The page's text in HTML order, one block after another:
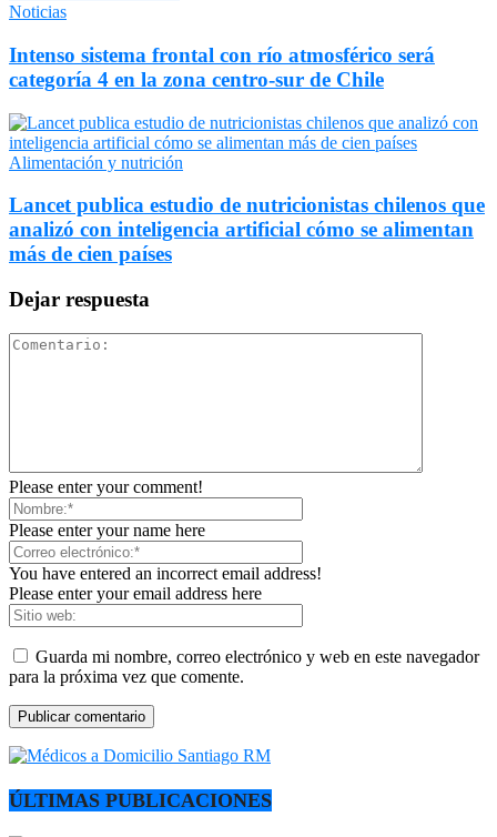
Noticias
Intenso sistema frontal con río atmosférico será
categoría 4 en la zona centro-sur de Chile
Alimentación y nutrición
Lancet publica estudio de nutricionistas chilenos que
analizó con inteligencia artificial cómo se alimentan
más de cien países
Dejar respuesta
Please enter your comment!
Please enter your name here
You have entered an incorrect email address!
Please enter your email address here
Guarda mi nombre, correo electrónico y web en este navegador
para la próxima vez que comente.
ÚLTIMAS PUBLICACIONES